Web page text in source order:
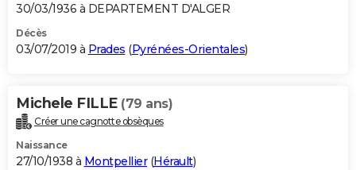
30/03/1936 à DEPARTEMENT D'ALGER
Décès
03/07/2019 à Prades (Pyrénées-Orientales)
Michele FILLE (79 ans)
Créer une cagnotte obsèques
Naissance
27/10/1938 à Montpellier(Hérault)